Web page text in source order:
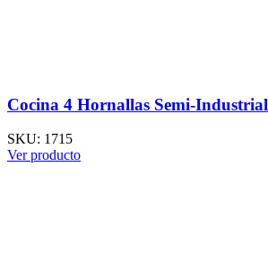
Cocina 4 Hornallas Semi-Industrial
SKU: 1715
Ver producto